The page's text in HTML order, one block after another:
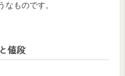
なものです。
値段